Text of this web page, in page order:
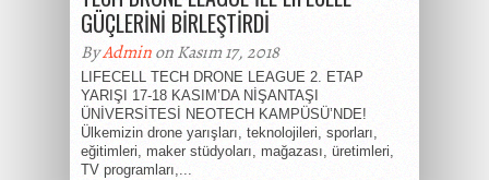
GÜÇLERİNİ BİRLEŞTİRDİ
ByAdminon Kasım 17, 2018
LIFECELL TECH DRONE LEAGUE 2. ETAP
YARIŞI 17-18 KASIM’DA NİŞANTAŞI
ÜNİVERSİTESİ NEOTECH KAMPÜSÜ’NDE!
Ülkemizin drone yarışları, teknolojileri, sporları,
eğitimleri, maker stüdyoları, mağazası, üretimleri,
TV programları,...